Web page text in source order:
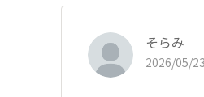
そらみ
2026/05/